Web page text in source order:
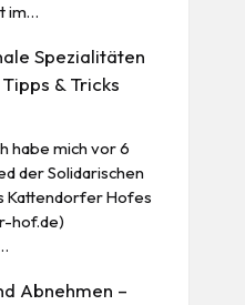
im…
Spezialitäten
& Tricks
habe mich vor 6
der Solidarischen
Kattendorfer Hofes
hof.de)
Abnehmen –